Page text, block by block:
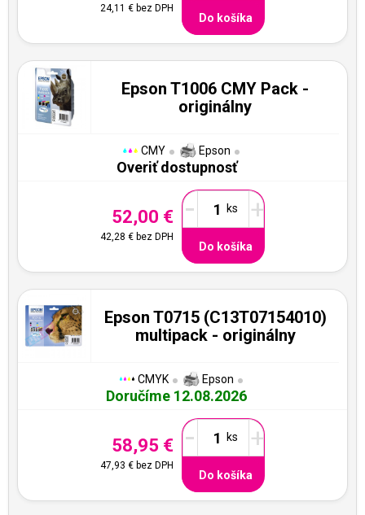
24,11 € bez DPH
Do košíka
Epson T1006 CMY Pack -
originálny
CMY Epson
Overiť dostupnosť
52,00 €
42,28 € bez DPH
- +
Do košíka
Epson T0715 (C13T07154010)
multipack - originálny
CMYK Epson
Doručíme 12.08.2026
58,95 €
47,93 € bez DPH
- +
Do košíka